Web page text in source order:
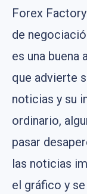
Forex
de
es una buena
que advierte
noticias y su
ordinario,
pasar
las noticias
el gráfico y